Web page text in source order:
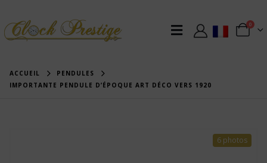
0
ACCUEIL
PENDULES
IMPORTANTE PENDULE D’ÉPOQUE ART DÉCO VERS 1920
6 photos